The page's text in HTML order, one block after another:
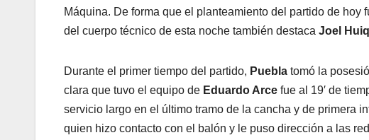
Máquina. De forma que el planteamiento del partido de
del cuerpo técnico de esta noche también destaca Joel
Durante el primer tiempo del partido, Puebla tomó la
clara que tuvo el equipo de Eduardo Arce fue al 19′ de
servicio largo en el último tramo de la cancha y de primera
quien hizo contacto con el balón y le puso dirección a las